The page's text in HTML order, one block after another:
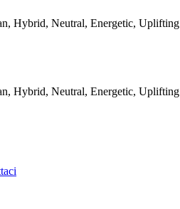
Hybrid, Neutral, Energetic, Uplifting
Hybrid, Neutral, Energetic, Uplifting